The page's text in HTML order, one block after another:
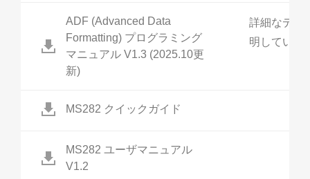
ADF (Advanced Data
Formatting) プログラミング
マニュアル V1.3 (2025.10更
新)
詳細なデー
明していま
MS282 クイックガイド
MS282 ユーザマニュアル
V1.2